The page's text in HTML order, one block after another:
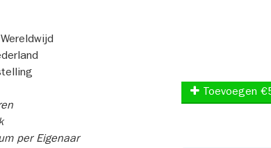
per Eigenaar
Toevoegen